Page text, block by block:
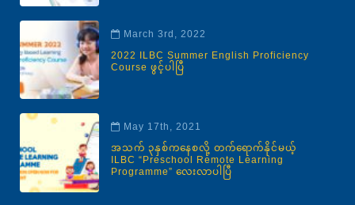
March 3rd, 2022
2022 ILBC Summer English Proficiency
Course ဖွင့်ပါပြီ
May 17th, 2021
အသက် ၃နှစ်ကနေစလို့ တက်ရောက်နိုင်မယ့်
ILBC “Preschool Remote Learning
Programme” လေးလာပါပြီ